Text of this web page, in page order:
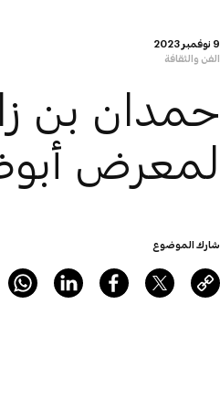
9 نوفمبر 2023
الفن والثقافة
لمعرض
شارك الموضوع